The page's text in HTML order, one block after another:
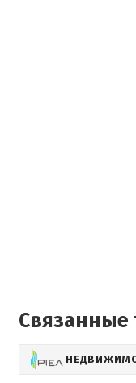
Связанные